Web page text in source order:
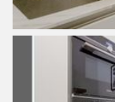
Layout:
Entrance
floor. Once
located,
to the